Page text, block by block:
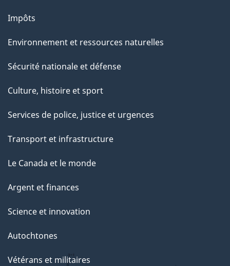
Impôts
Environnement et ressources naturelles
Sécurité nationale et défense
Culture, histoire et sport
Services de police, justice et urgences
Transport et infrastructure
Le Canada et le monde
Argent et finances
Science et innovation
Autochtones
Vétérans et militaires